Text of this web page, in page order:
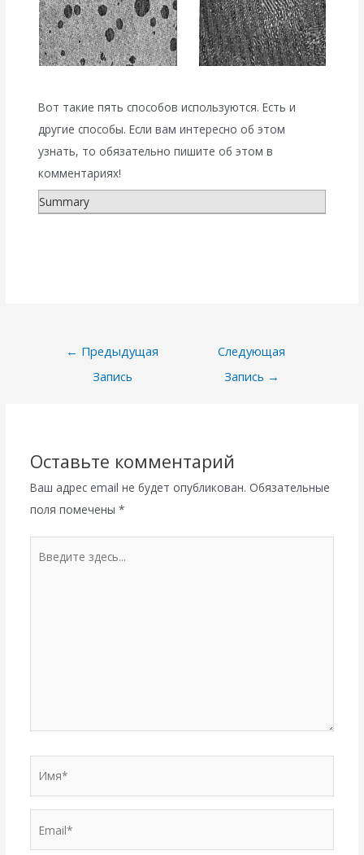
Вот такие пять способов используются. Есть и
другие способы. Если вам интересно об этом
узнать, то обязательно пишите об этом в
комментариях!
Summary
Навигация
← Предыдущая
Запись
Следующая
Запись →
Оставьте комментарий
Ваш адрес email не будет опубликован. Обязательные
поля помечены *
здесь...